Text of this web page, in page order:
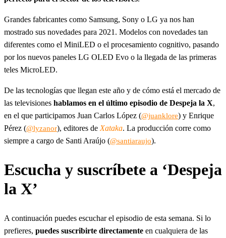
Grandes fabricantes como Samsung, Sony o LG ya nos han
mostrado sus novedades para 2021. Modelos con novedades tan
diferentes como el MiniLED o el procesamiento cognitivo, pasando
por los nuevos paneles LG OLED Evo o la llegada de las primeras
teles MicroLED.
De las tecnologías que llegan este año y de cómo está el mercado de
las televisiones hablamos en el último episodio de Despeja la X,
en el que participamos Juan Carlos López (@juanklore) y Enrique
Pérez (@lyzanor), editores de Xataka. La producción corre como
siempre a cargo de Santi Araújo (@santiaraujo).
Escucha y suscríbete a ‘Despeja
la X’
A continuación puedes escuchar el episodio de esta semana. Si lo
prefieres, puedes suscribirte directamente en cualquiera de las